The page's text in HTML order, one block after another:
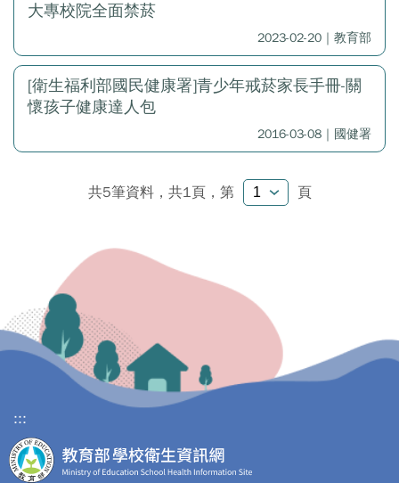
大專校院全面禁菸
2023-02-20｜教育部
[衛生福利部國民健康署]青少年戒菸家長手冊-關
懷孩子健康達人包
2016-03-08｜國健署
共5筆資料，共1頁， 第 頁
:::